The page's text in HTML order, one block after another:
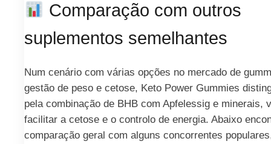
Comparação com outros
suplementos semelhantes
Num cenário com várias opções no mercado de
gestão de peso e cetose, Keto Power Gummies
pela combinação de BHB com Apfelessig e minerais,
facilitar a cetose e o controlo de energia. Abaixo
comparação geral com alguns concorrentes